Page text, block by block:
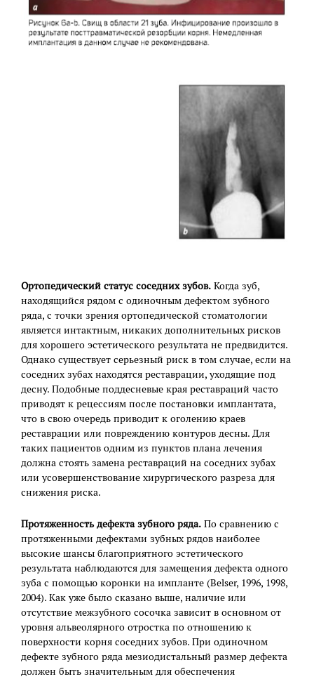
Ортопедический статус соседних зубов. Когда зуб,
находящийся рядом с одиночным дефектом зубного
ряда, с точки зрения ортопедической стоматологии
является интактным, никаких дополнительных рисков
для хорошего эстетического результата не предвидится.
Однако существует серьезный риск в том случае, если на
соседних зубах находятся реставрации, уходящие под
десну. Подобные поддесневые края реставраций часто
приводят к рецессиям после постановки имплантата,
что в свою очередь приводит к оголению краев
реставрации или повреждению контуров десны. Для
таких пациентов одним из пунктов плана лечения
должна стоять замена реставраций на соседних зубах
или усовершенствование хирургического разреза для
снижения риска.
Протяженность дефекта зубного ряда. По сравнению с
протяженными дефектами зубных рядов наиболее
высокие шансы благоприятного эстетического
результата наблюдаются для замещения дефекта одного
зуба с помощью коронки на импланте (Belser, 1996, 1998,
2004). Как уже было сказано выше, наличие или
отсутствие межзубного сосочка зависит в основном от
уровня альвеолярного отростка по отношению к
поверхности корня соседних зубов. При одиночном
дефекте зубного ряда мезиодистальный размер дефекта
должен быть значительным для обеспечения